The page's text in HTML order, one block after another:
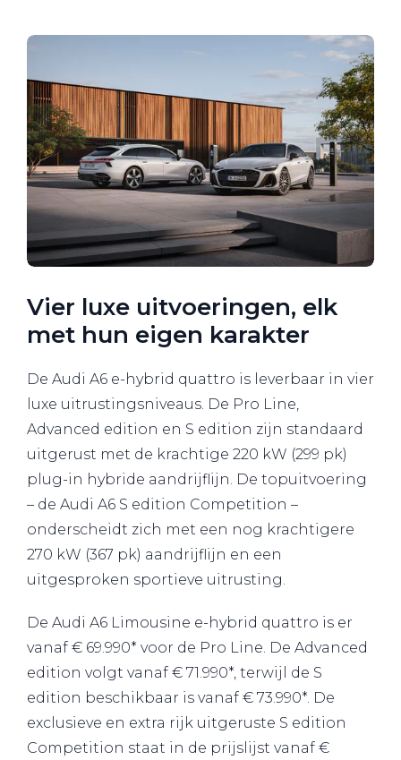
Vier luxe uitvoeringen, elk
met hun eigen karakter
De Audi A6 e-hybrid quattro is leverbaar in vier
luxe uitrustingsniveaus. De Pro Line,
Advanced edition en S edition zijn standaard
uitgerust met de krachtige 220 kW (299 pk)
plug-in hybride aandrijflijn. De topuitvoering
– de Audi A6 S edition Competition –
onderscheidt zich met een nog krachtigere
270 kW (367 pk) aandrijflijn en een
uitgesproken sportieve uitrusting.
De Audi A6 Limousine e-hybrid quattro is er
vanaf € 69.990* voor de Pro Line. De Advanced
edition volgt vanaf € 71.990*, terwijl de S
edition beschikbaar is vanaf € 73.990*. De
exclusieve en extra rijk uitgeruste S edition
Competition staat in de prijslijst vanaf €